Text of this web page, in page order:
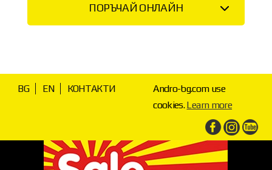
ПОРЪЧАЙ ОНЛАЙН
BG EN КОНТАКТИ
Andro-bg.com use
cookies.Learn more